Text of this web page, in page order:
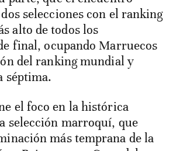
selecciones con el ranking
alto de todos los
final, ocupando Marruecos
del ranking mundial y
séptima.
el foco en la histórica
selección marroquí, que
más temprana de la